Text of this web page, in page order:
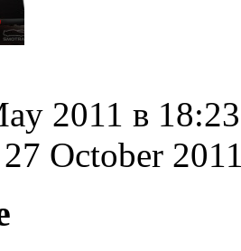
2011 в 18:23
October